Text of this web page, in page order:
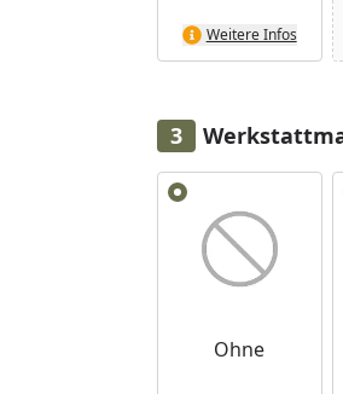
Weitere Infos
Alle anzeigen (2)
Ohne